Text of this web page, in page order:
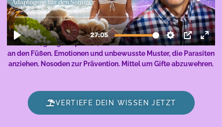
Mittel zum Schutz vor Zecken, Borreliose und FSME. Mücken
abwehren, giftigen Spinnen, Parasiten & Quallen, Wanderblasen
an den Füßen. Emotionen und unbewusste Muster, die Parasiten
anziehen. Nosoden zur Prävention. Mittel um Gifte abzuwehren.
VERTIEFE DEIN WISSEN JETZT